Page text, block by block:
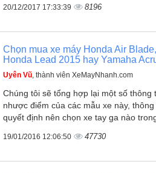
20/12/2017 17:33:39 8196
Chọn mua xe máy Honda Air
Honda Lead 2015 hay Yamaha
Uyên Vũ, thành viên XeMayNhanh.com
Chúng tôi sẽ tổng hợp lại một số thông
nhược điểm của các mẫu xe này,
quyết định nên chọn xe tay ga nào
19/01/2016 12:06:50 47730